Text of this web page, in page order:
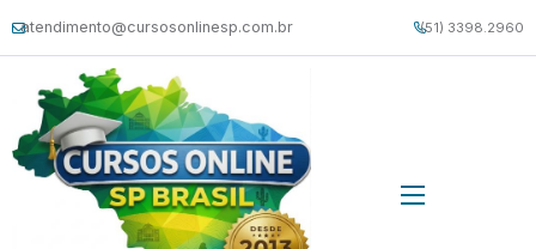
atendimento@cursosonlinesp.com.br (51) 3398.2960